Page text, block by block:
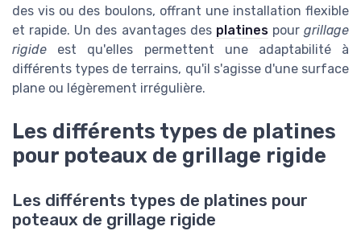
des vis ou des boulons, offrant une installation flexible
et rapide. Un des avantages des platinespour grillage
rigide est qu'elles permettent une adaptabilité à
différents types de terrains, qu'il s'agisse d'une surface
plane ou légèrement irrégulière.
Les différents types de platines
pour poteaux de grillage rigide
Les différents types de platines pour
poteaux de grillage rigide